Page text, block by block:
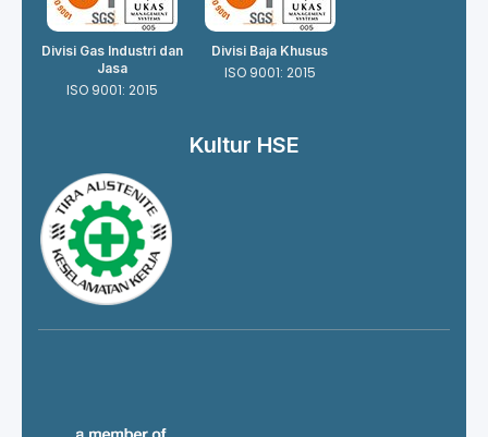
Divisi Gas Industri dan
Jasa
ISO 9001: 2015
Divisi Baja Khusus
ISO 9001: 2015
Kultur HSE